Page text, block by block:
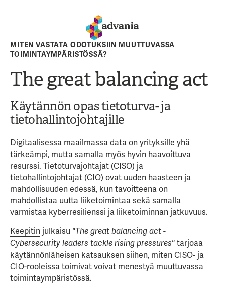
MITEN VASTATA ODOTUKSIIN MUUTTUVASSA
TOIMINTAYMPÄRISTÖSSÄ?
The great balancing act
Käytännön opas tietoturva- ja
tietohallintojohtajille
Digitaalisessa maailmassa data on yrityksille yhä
tärkeämpi, mutta samalla myös hyvin haavoittuva
resurssi. Tietoturvajohtajat (CISO) ja
tietohallintojohtajat (CIO) ovat uuden haasteen ja
mahdollisuuden edessä, kun tavoitteena on
mahdollistaa uutta liiketoimintaa sekä samalla
varmistaa kyberresilienssi ja liiketoiminnan jatkuvuus.
Keepitin julkaisu "The great balancing act -
Cybersecurity leaders tackle rising pressures" tarjoaa
käytännönläheisen katsauksen siihen, miten CISO- ja
CIO-rooleissa toimivat voivat menestyä muuttuvassa
toimintaympäristössä.